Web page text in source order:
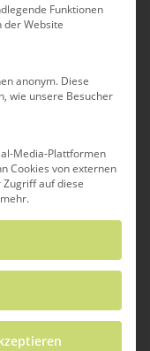
großen
zur
hat sich das
noch
werden
Um
Funktionen
der Website
anonym. Diese
wie unsere Besucher
Media-Plattformen
Cookies von externen
auf diese